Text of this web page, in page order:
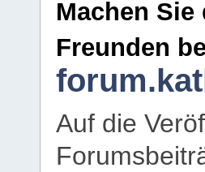
Machen
Freunden
Auf die